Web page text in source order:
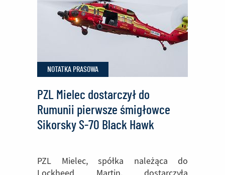
Hawk
NOTATKA PRASOWA
PZL Mielec dostarczył do
Rumunii pierwsze śmigłowce
Sikorsky S-70 Black Hawk
PZL Mielec, spółka należąca do